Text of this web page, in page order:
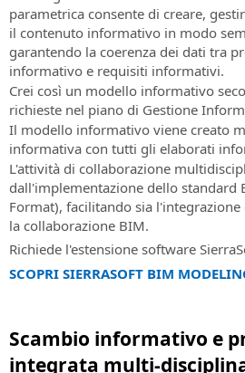
parametrica consente di creare,
il contenuto informativo in modo
garantendo la coerenza dei dati tra
informativo e requisiti informativi.
Crei così un modello informativo
richieste nel piano di Gestione
Il modello informativo viene creato
informativa con tutti gli elaborati
L'attività di collaborazione
dall'implementazione dello standard
Format), facilitando sia
la collaborazione BIM.
Richiede l'estensione software
SCOPRI SIERRASOFT BIM
Scambio informativo e
integrata multi-